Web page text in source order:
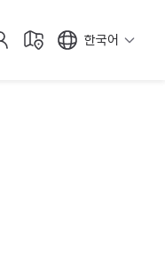
한국어